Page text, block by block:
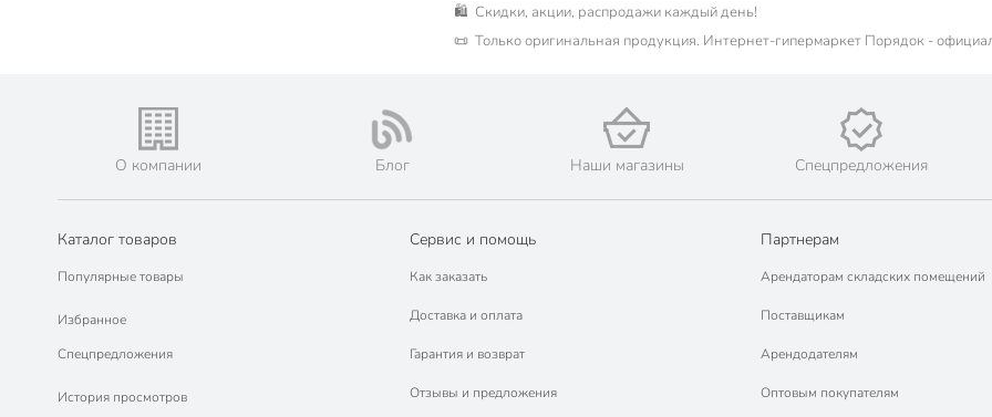
🛍 Скидки, акции, распродажи каждый день!
📜 Только оригинальная продукция. Интернет-гипермаркет Порядок -
О компании Блог Наши магазины Спецпредложения
Каталог товаров
Популярные товары
Избранное
Спецпредложения
История просмотров
Сервис и помощь
Как заказать
Доставка и оплата
Гарантия и возврат
Отзывы и предложения
Партнерам
Арендаторам складских помещений
Поставщикам
Арендодателям
Оптовым покупателям